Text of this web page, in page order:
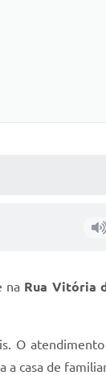
na Rua Vitória
O
a casa de